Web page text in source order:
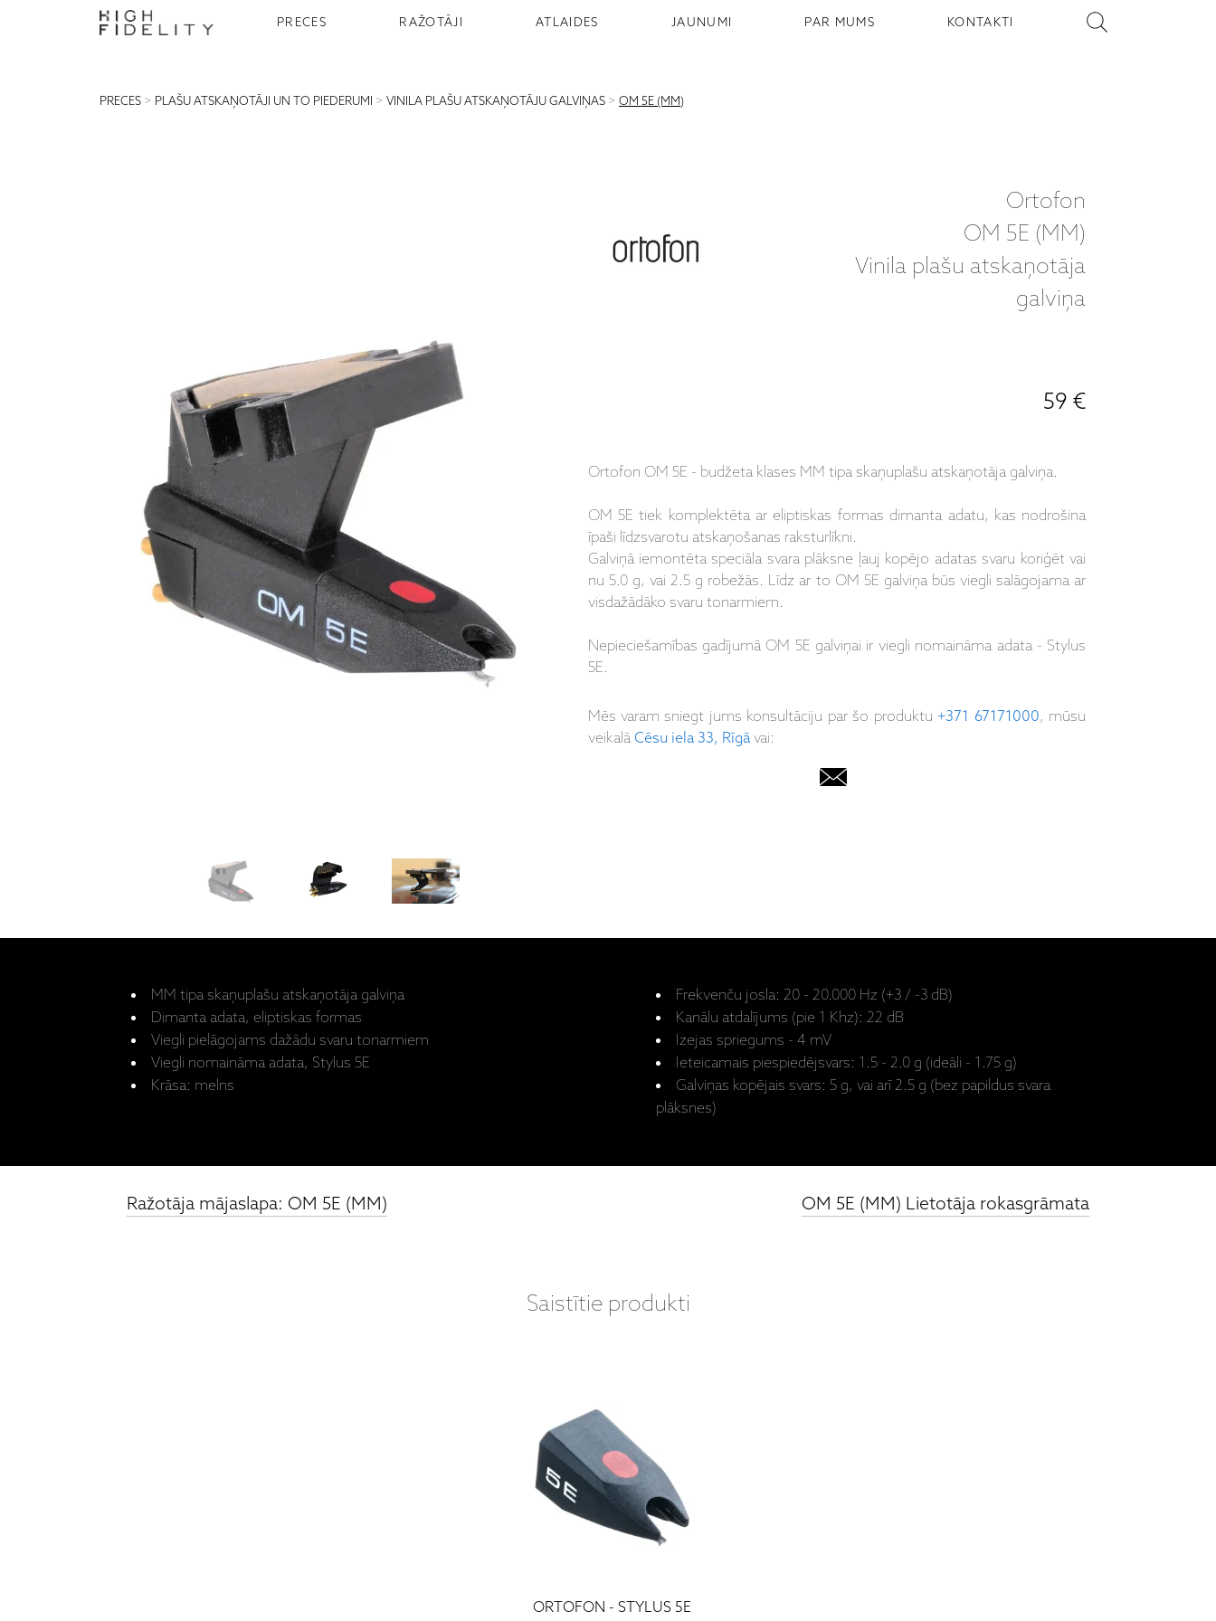
PRECES RAŽOTĀJI ATLAIDES JAUNUMI PAR MUMS KONTAKTI
PRECES > PLAŠU ATSKAŅOTĀJI UN TO PIEDERUMI > VINILA PLAŠU ATSKAŅOTĀJU GALVIŅAS > OM 5E (MM)
Ortofon
OM 5E (MM)
Vinila plašu atskaņotāja
galviņa
59 €
Ortofon OM 5E - budžeta klases MM tipa skaņuplašu atskaņotāja galviņa.
OM 5E tiek komplektēta ar eliptiskas formas dimanta adatu, kas nodrošina
īpaši līdzsvarotu atskaņošanas raksturlīkni.
Galviņā iemontēta speciāla svara plāksne ļauj kopējo adatas svaru koriģēt vai
nu 5.0 g, vai 2.5 g robežās. Līdz ar to OM 5E galviņa būs viegli salāgojama ar
visdažādāko svaru tonarmiem.
Nepieciešamības gadījumā OM 5E galviņai ir viegli nomaināma adata - Stylus
5E.
Mēs varam sniegt jums konsultāciju par šo produktu+371 67171000, mūsu
veikalāCēsu iela 33, Rīgāvai:
MM tipa skaņuplašu atskaņotāja galviņa
Dimanta adata, eliptiskas formas
Viegli pielāgojams dažādu svaru tonarmiem
Viegli nomaināma adata, Stylus 5E
Krāsa: melns
Frekvenču josla: 20 - 20.000 Hz (+3 / -3 dB)
Kanālu atdalījums (pie 1 Khz): 22 dB
Izejas spriegums - 4 mV
Ieteicamais piespiedējsvars: 1.5 - 2.0 g (ideāli - 1.75 g)
Galviņas kopējais svars: 5 g, vai arī 2.5 g (bez papildus svara
plāksnes)
Ražotāja mājaslapa: OM 5E (MM) OM 5E (MM) Lietotāja rokasgrāmata
Saistītie produkti
ORTOFON - STYLUS 5E